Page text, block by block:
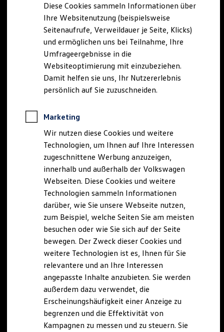
Behörden
Direktkunden
Sonderfahrzeuge
Anpfiff zum Gewinn
Elektromobilität
Elektroautos
ID. Tutorials
Elektrofahrzeugkonzepte
ID. EVERY1
Reichweite
Rekuperation
Laden unterwegs
Laden Zuhause
Ladestationen finden
Ladezeitensimulator
Batterie
Sicherheit
Nachhaltigkeit
Technologie
Kosten und Kauf
Verbrauchskosten
Kaufoptionen
E-Auto-Förderung
Software und Konnektivität
Die ID. Software 6
ID. Software Versionen und Updates
Digitale Extras
Schnittstellen zu Ihrem ID.
Marke und Erlebnis
Volkswagen R und R Experience
R-Modelle
Diese Cookies sammeln Informationen über
Ihre Websitenutzung (beispielsweise
Seitenaufrufe, Verweildauer je Seite, Klicks)
und ermöglichen uns bei Teilnahme, Ihre
Umfrageergebnisse in die
Websiteoptimierung mit einzubeziehen.
Damit helfen sie uns, Ihr Nutzererlebnis
persönlich auf Sie zuzuschneiden.
Marketing
Wir nutzen diese Cookies und weitere
Technologien, um Ihnen auf Ihre Interessen
zugeschnittene Werbung anzuzeigen,
innerhalb und außerhalb der Volkswagen
Webseiten. Diese Cookies und weitere
Technologien sammeln Informationen
darüber, wie Sie unsere Webseite nutzen,
zum Beispiel, welche Seiten Sie am meisten
besuchen oder wie Sie sich auf der Seite
bewegen. Der Zweck dieser Cookies und
weitere Technologien ist es, Ihnen für Sie
relevantere und an Ihre Interessen
angepasste Inhalte anzubieten. Sie werden
außerdem dazu verwendet, die
Erscheinungshäufigkeit einer Anzeige zu
begrenzen und die Effektivität von
Kampagnen zu messen und zu steuern. Sie